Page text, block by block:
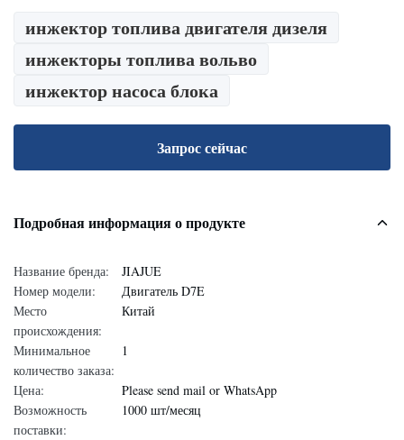
инжектор топлива двигателя дизеля
инжекторы топлива вольво
инжектор насоса блока
Запрос сейчас
Подробная информация о продукте
Название бренда:
JIAJUE
Номер модели:
Двигатель D7E
Место
происхождения:
Китай
Минимальное
количество заказа:
1
Цена:
Please send mail or WhatsApp
Возможность
поставки:
1000 шт/месяц